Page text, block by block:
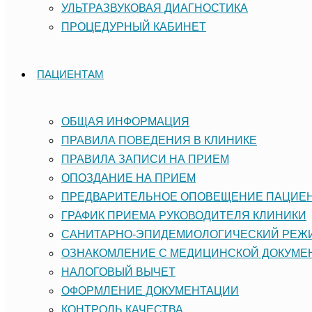
УЛЬТРАЗВУКОВАЯ ДИАГНОСТИКА
ПРОЦЕДУРНЫЙ КАБИНЕТ
ПАЦИЕНТАМ
ОБЩАЯ ИНФОРМАЦИЯ
ПРАВИЛА ПОВЕДЕНИЯ В КЛИНИКЕ
ПРАВИЛА ЗАПИСИ НА ПРИЕМ
ОПОЗДАНИЕ НА ПРИЕМ
ПРЕДВАРИТЕЛЬНОЕ ОПОВЕЩЕНИЕ
ГРАФИК ПРИЕМА РУКОВОДИТЕЛЯ КЛИНИКИ
САНИТАРНО-ЭПИДЕМИОЛОГИЧЕСКИЙ
ОЗНАКОМЛЕНИЕ С МЕДИЦИНСКОЙ
НАЛОГОВЫЙ ВЫЧЕТ
ОФОРМЛЕНИЕ ДОКУМЕНТАЦИИ
КОНТРОЛЬ КАЧЕСТВА